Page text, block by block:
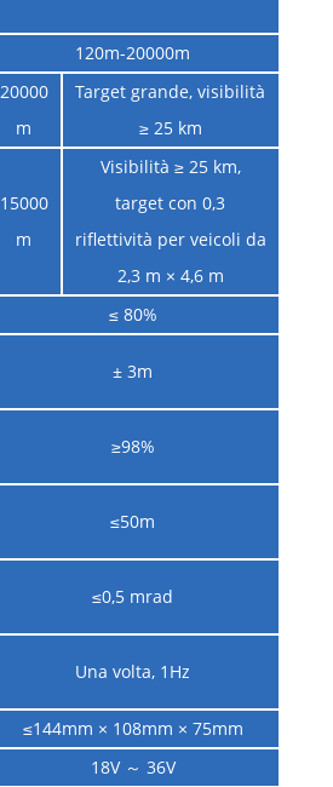
120m-20000m
20000
m
Target grande, visibilità
≥ 25 km
15000
m
Visibilità ≥ 25 km,
target con 0,3
riflettività per veicoli da
2,3 m × 4,6 m
≤ 80%
± 3m
≥98%
≤50m
≤0,5 mrad
Una volta, 1Hz
≤144mm × 108mm × 75mm
18V ～ 36V